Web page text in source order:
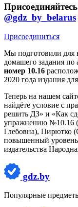
@gdz_by_belarus
Присоединиться
Мы подготовили для
домашего задания по
номер 10.16
2020 года издания
Теперь на нашем
найдёте условие с
решить ДЗ» и «Как
упражнению №10.16
Глебовна), Пирютко
повышенный уровень
издательства
gdz.by
Популярные